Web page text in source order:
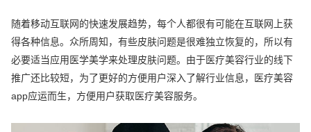
随着移动互联网的快速发展趋势，每个人都很有可能在互联网上获
得各种信息。众所周知，有些皮肤问题是很难独立恢复的，所以有
必要适当应用医学美学来处理皮肤问题。由于医疗美容行业的线下
推广还比较短，为了更好的方便用户深入了解行业信息，医疗美容
app应运而生，方便用户获取医疗美容服务。